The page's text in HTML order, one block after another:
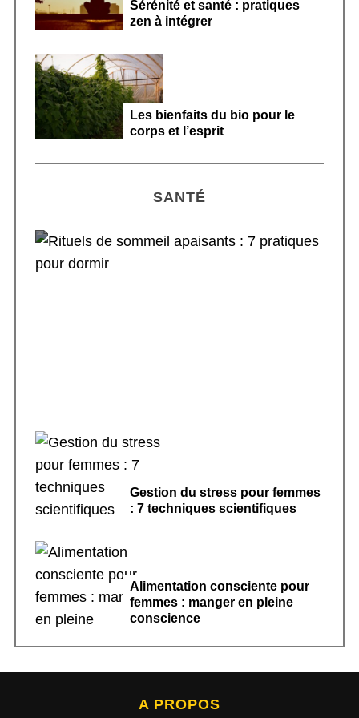
Sérénité et santé : pratiques
zen à intégrer
Les bienfaits du bio pour le
corps et l’esprit
SANTÉ
Gestion du stress pour femmes
: 7 techniques scientifiques
Alimentation consciente pour
femmes : manger en pleine
conscience
A PROPOS